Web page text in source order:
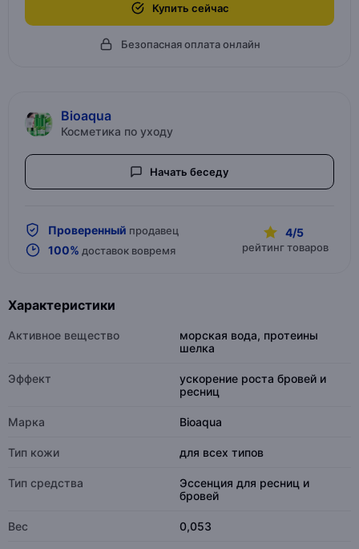
Купить сейчас
Безопасная оплата онлайн
Bioaqua
Косметика по уходу
Начать беседу
Проверенный продавец
100% доставок вовремя
4/5
рейтинг товаров
Характеристики
Активное вещество
морская вода, протеины
шелка
Эффект
ускорение роста бровей и
ресниц
Марка Bioaqua
Тип кожи для всех типов
Тип средства
Эссенция для ресниц и
бровей
Вес 0,053